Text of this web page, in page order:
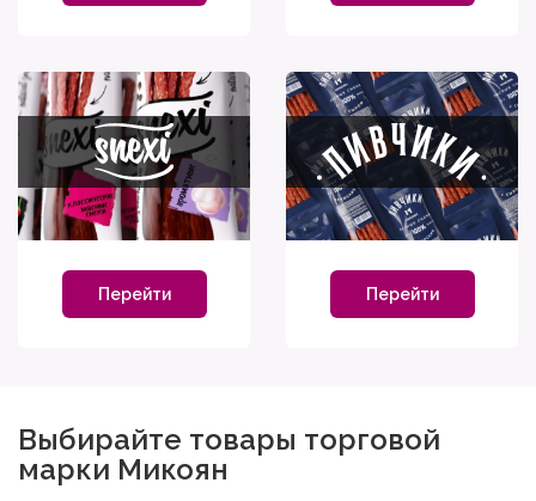
Перейти Перейти
Выбирайте товары торговой
марки Микоян